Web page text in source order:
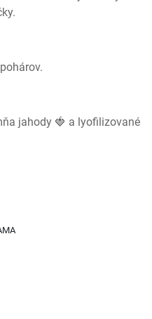
jahody 🍓 a lyofilizované